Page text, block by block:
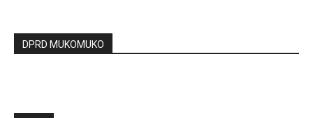
DPRD MUKOMUKO